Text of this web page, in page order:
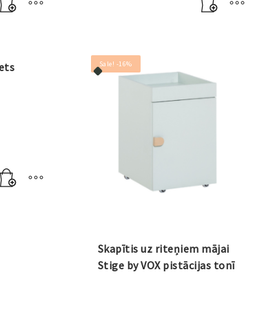
€266.00.
Sale! -16%
Skapītis uz riteņiem mājai
Stige by VOX pistācijas tonī